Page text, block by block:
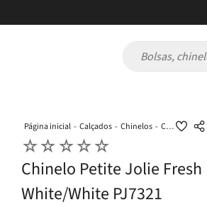
Bolsas, chinelos,
Calçados Chinelos Chinelo Petite Jolie Fresh Up White/White PJ7321
☆☆☆☆☆
Chinelo Petite Jolie Fresh
White/White PJ7321